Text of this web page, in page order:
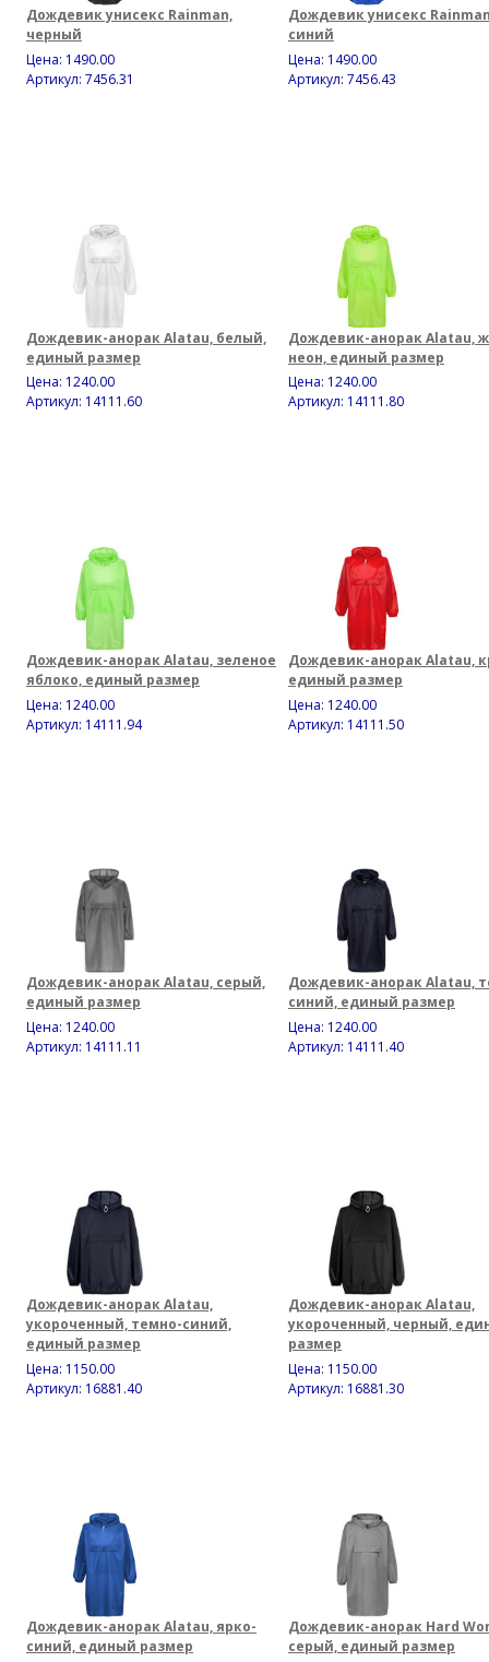
Дождевик унисекс Rainman,
черный
Цена: 1490.00
Артикул: 7456.31
Дождевик унисекс
синий
Цена: 1490.00
Артикул: 7456.43
Дождевик-анорак Alatau, белый,
единый размер
Цена: 1240.00
Артикул: 14111.60
Дождевик-анорак Alatau,
неон, единый размер
Цена: 1240.00
Артикул: 14111.80
Дождевик-анорак Alatau, зеленое
яблоко, единый размер
Цена: 1240.00
Артикул: 14111.94
Дождевик-анорак Alatau,
единый размер
Цена: 1240.00
Артикул: 14111.50
Дождевик-анорак Alatau, серый,
единый размер
Цена: 1240.00
Артикул: 14111.11
Дождевик-анорак Alatau,
синий, единый размер
Цена: 1240.00
Артикул: 14111.40
Дождевик-анорак Alatau,
укороченный, темно-синий,
единый размер
Цена: 1150.00
Артикул: 16881.40
Дождевик-анорак Alatau,
укороченный, черный,
размер
Цена: 1150.00
Артикул: 16881.30
Дождевик-анорак Alatau, ярко-
синий, единый размер
Дождевик-анорак Hard
серый, единый размер